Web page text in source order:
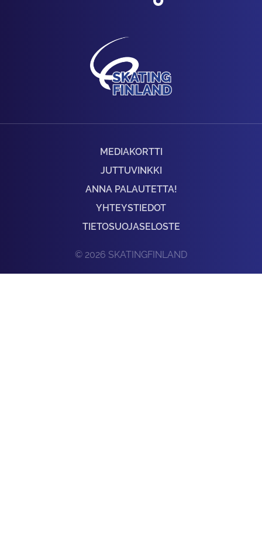
MEDIAKORTTI
JUTTUVINKKI
ANNA PALAUTETTA!
YHTEYSTIEDOT
TIETOSUOJASELOSTE
© 2026 SKATINGFINLAND